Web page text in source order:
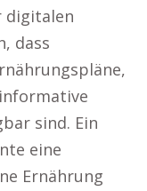
digitalen
dass
sind. Ein
eine
Ernährung